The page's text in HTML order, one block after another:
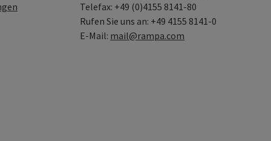
Telefax: +49 (0)4155 8141-80
Rufen Sie uns an: +49 4155 8141-0
E-Mail: mail@rampa.com